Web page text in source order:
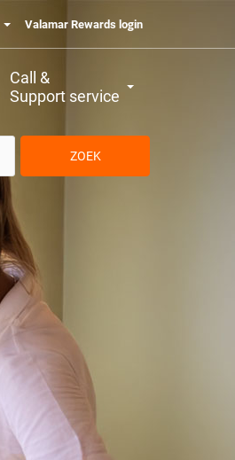
Valamar Rewards login
Call &
Support service
ZOEK